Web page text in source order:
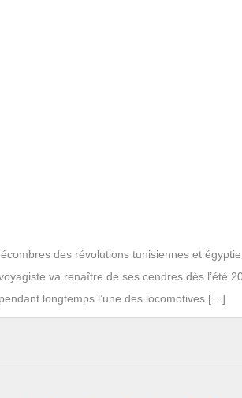
des révolutions tunisiennes et
va renaître de ses cendres dès l’été
longtemps l’une des locomotives […]